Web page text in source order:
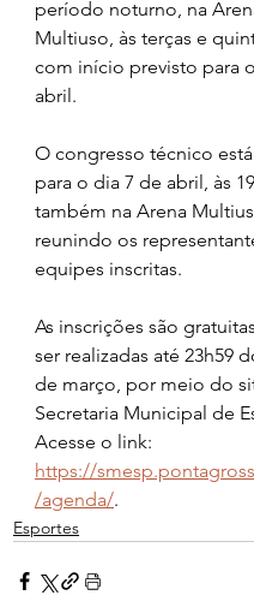
período noturno, na
Multiuso, às terças e
com início previsto para
abril.
O congresso técnico
para o dia 7 de abril, às
também na Arena
reunindo os
equipes inscritas.
As inscrições são
ser realizadas até 23h59
de março, por meio do
Secretaria Municipal de
Acesse o link:
https://
/agenda/.
Esportes